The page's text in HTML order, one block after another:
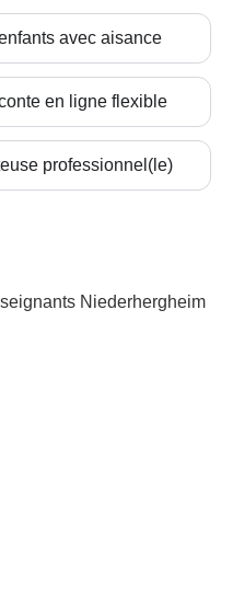
avec aisance
en ligne flexible
professionnel(le)